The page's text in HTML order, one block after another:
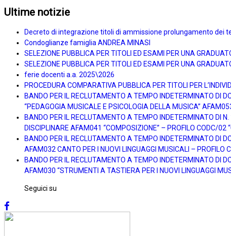
Ultime notizie
Decreto di integrazione titoli di ammissione prolungamento dei
Condoglianze famiglia ANDREA MINASI
SELEZIONE PUBBLICA PER TITOLI ED ESAMI PER UNA
SELEZIONE PUBBLICA PER TITOLI ED ESAMI PER UNA
ferie docenti a.a. 2025\2026
PROCEDURA COMPARATIVA PUBBLICA PER TITOLI PER
BANDO PER IL RECLUTAMENTO A TEMPO INDETERMINATO DI
“PEDAGOGIA MUSICALE E PSICOLOGIA DELLA MUSICA”
BANDO PER IL RECLUTAMENTO A TEMPO INDETERMINATO DI
DISCIPLINARE AFAM041 “COMPOSIZIONE” – PROFILO CODC/
BANDO PER IL RECLUTAMENTO A TEMPO INDETERMINATO DI
AFAM032 CANTO PER I NUOVI LINGUAGGI MUSICALI –
BANDO PER IL RECLUTAMENTO A TEMPO INDETERMINATO DI
AFAM030 “STRUMENTI A TASTIERA PER I NUOVI LINGUAGGI
Seguici su